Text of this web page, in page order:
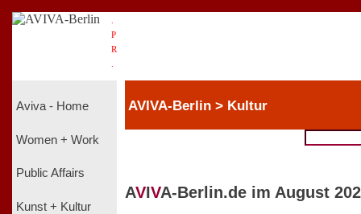
P
R
Aviva - Home
Women + Work
Public Affairs
Kunst + Kultur
AVIVA-Berlin > Kultur
AVIVA-Berlin.de im August